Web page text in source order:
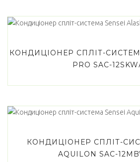
КОНДИЦІОНЕР СПЛІТ-СИСТЕМА
PRO SAC-
КОНДИЦІОНЕР СПЛІТ-
AQUILON SAC-